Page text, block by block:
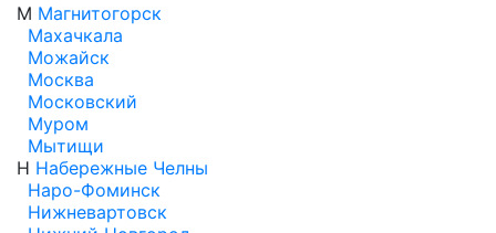
М Магнитогорск
Махачкала
Можайск
Москва
Московский
Муром
Мытищи
Н Набережные Челны
Наро-Фоминск
Нижневартовск